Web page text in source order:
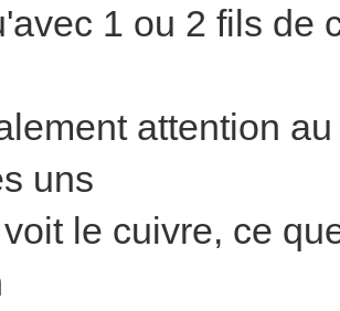
1 ou 2 fils de
attention
uns
le cuivre, ce